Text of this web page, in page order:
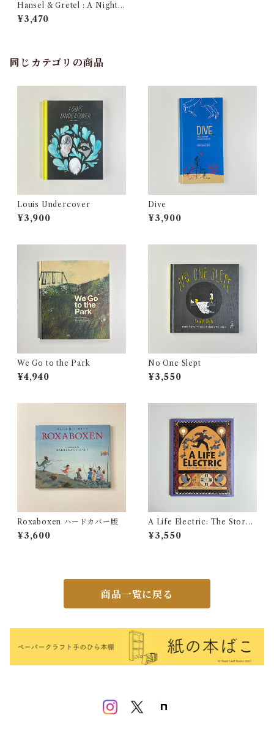
Hansel & Gretel : A Nightm
are in Eight Scenes
¥3,470
同じカテゴリの商品
Louis Undercover
¥3,900
Dive
¥3,900
We Go to the Park
¥4,940
No One Slept
¥3,550
Roxaboxen ハードカバー版
¥3,600
A Life Electric: The Story
of Nikola Tesla
¥3,550
商品一覧に戻る